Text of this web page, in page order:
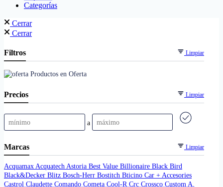
Categorías
Cerrar
Cerrar
Filtros Limpiar
Productos en Oferta
Precios Limpiar
a
Marcas Limpiar
AcquamaxAcquatechAstoria Best Value Billionaire Black Bird
Black&Decker Blitz Bosch-Herr Bostitch Bticino Car + Accesories
Castrol Claudette Comando Cometa Cool-RCrc Crossco Custom A.